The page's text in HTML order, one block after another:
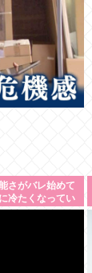
さがバレ始めて
冷たくなってい